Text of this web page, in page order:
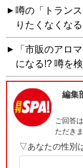
噂の「トラン
りたくなくな
「市販のアロ
になる!? 噂を